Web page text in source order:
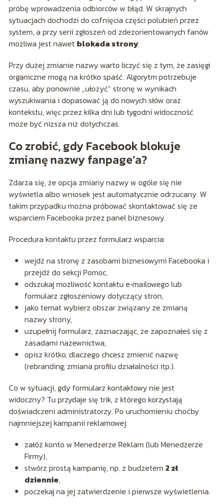
próbę wprowadzenia odbiorców w błąd. W skrajnych
sytuacjach dochodzi do cofnięcia części polubień przez
system, a przy serii zgłoszeń od zdezorientowanych fanów
możliwa jest nawet blokada strony.
Przy dużej zmianie nazwy warto liczyć się z tym, że zasięgi
organiczne mogą na krótko spaść. Algorytm potrzebuje
czasu, aby ponownie „ułożyć” stronę w wynikach
wyszukiwania i dopasować ją do nowych słów oraz
kontekstu, więc przez kilka dni lub tygodni widoczność
może być niższa niż dotychczas.
Co zrobić, gdy Facebook blokuje
zmianę nazwy fanpage’a?
Zdarza się, że opcja zmiany nazwy w ogóle się nie
wyświetla albo wniosek jest automatycznie odrzucany. W
takim przypadku można próbować skontaktować się ze
wsparciem Facebooka przez panel biznesowy.
Procedura kontaktu przez formularz wsparcia:
wejdź na stronę z zasobami biznesowymi Facebooka i
przejdź do sekcji Pomoc,
odszukaj możliwość kontaktu e‑mailowego lub
formularz zgłoszeniowy dotyczący stron,
jako temat wybierz obszar związany ze zmianą
nazwy strony,
uzupełnij formularz, zaznaczając, że zapoznałeś się z
zasadami nazewnictwa,
opisz krótko, dlaczego chcesz zmienić nazwę
(rebranding, zmiana profilu działalności itp.).
Co w sytuacji, gdy formularz kontaktowy nie jest
widoczny? Tu przydaje się trik, z którego korzystają
doświadczeni administratorzy. Po uruchomieniu choćby
najmniejszej kampanii reklamowej:
załóż konto w Menedżerze Reklam (lub Menedżerze
Firmy),
stwórz prostą kampanię, np. z budżetem 2 zł
dziennie,
poczekaj na jej zatwierdzenie i pierwsze wyświetlenia.